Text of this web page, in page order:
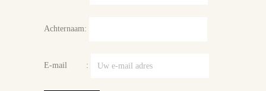
Achternaam:
E-mail :